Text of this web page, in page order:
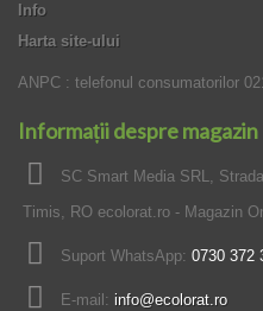
Info
Harta site-ului
ANPC : telefonul consumatorilor
Informații despre magazin
SC Smart Media SRL,
Timis, RO ecolorat.ro - Magazin
Suport WhatsApp: 0730 372
E-mail: info@ecolorat.ro